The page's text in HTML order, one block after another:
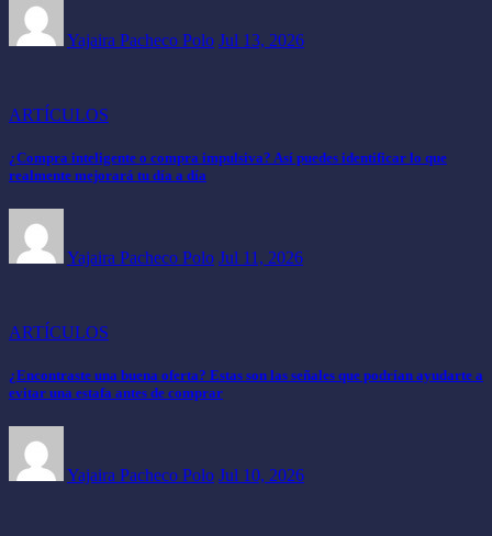
Yajaira Pacheco Polo Jul 13, 2026
ARTÍCULOS
¿Compra inteligente o compra impulsiva? Así puedes identificar lo que
realmente mejorará tu día a día
Yajaira Pacheco Polo Jul 11, 2026
ARTÍCULOS
¿Encontraste una buena oferta? Estas son las señales que podrían ayudarte a
evitar una estafa antes de comprar
Yajaira Pacheco Polo Jul 10, 2026